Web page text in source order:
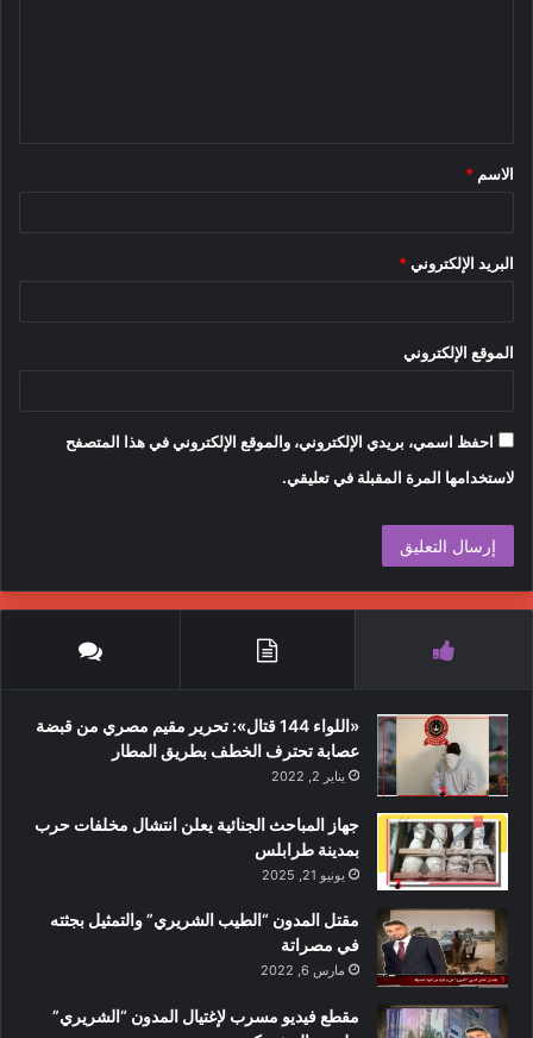
*
الاسم *
البريد الإلكتروني *
الموقع الإلكتروني
احفظ اسمي، بريدي الإلكتروني، والموقع الإلكتروني في هذا المتصفح
لاستخدامها المرة المقبلة في تعليقي.
«اللواء 144 قتال»: تحرير مقيم مصري من قبضة
عصابة تحترف الخطف بطريق المطار
يناير 2, 2022
جهاز المباحث الجنائية يعلن انتشال مخلفات حرب
بمدينة طرابلس
يونيو 21, 2025
مقتل المدون “الطيب الشريري” والتمثيل بجثته
في مصراتة
مارس 6, 2022
مقطع فيديو مسرب لإغتيال المدون “الشريري”